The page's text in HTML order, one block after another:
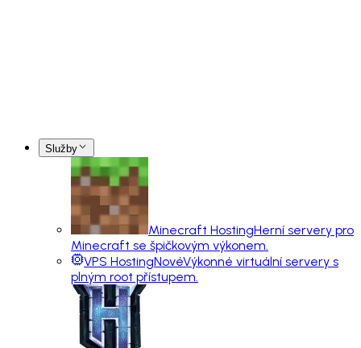
Služby
Minecraft HostingHerní servery pro
Minecraft se špičkovým výkonem.
VPS HostingNovéVýkonné virtuální servery s
plným root přístupem.